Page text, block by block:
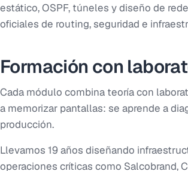
estático, OSPF, túneles y diseño de
oficiales de routing, seguridad e
Formación con
Cada módulo combina teoría con
a memorizar pantallas: se aprende a
producción.
Llevamos 19 años diseñando
operaciones críticas como Salcobrand,